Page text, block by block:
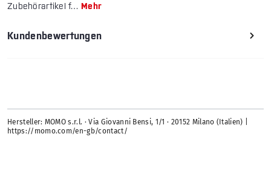
Zubehörartikel f…Mehr
Kundenbewertungen
Hersteller: MOMO s.r.l. · Via Giovanni Bensi, 1/1 · 20152 Milano (Italien) |
https://momo.com/en-gb/contact/